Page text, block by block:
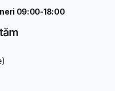
09:00-18:00